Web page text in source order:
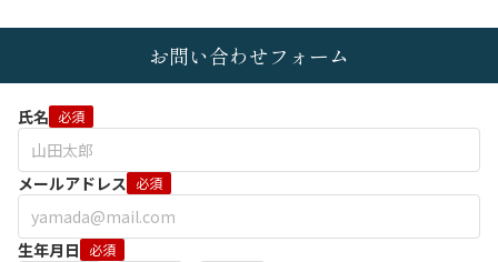
お問い合わせフォーム
氏名 必須
メールアドレス 必須
生年月日 必須